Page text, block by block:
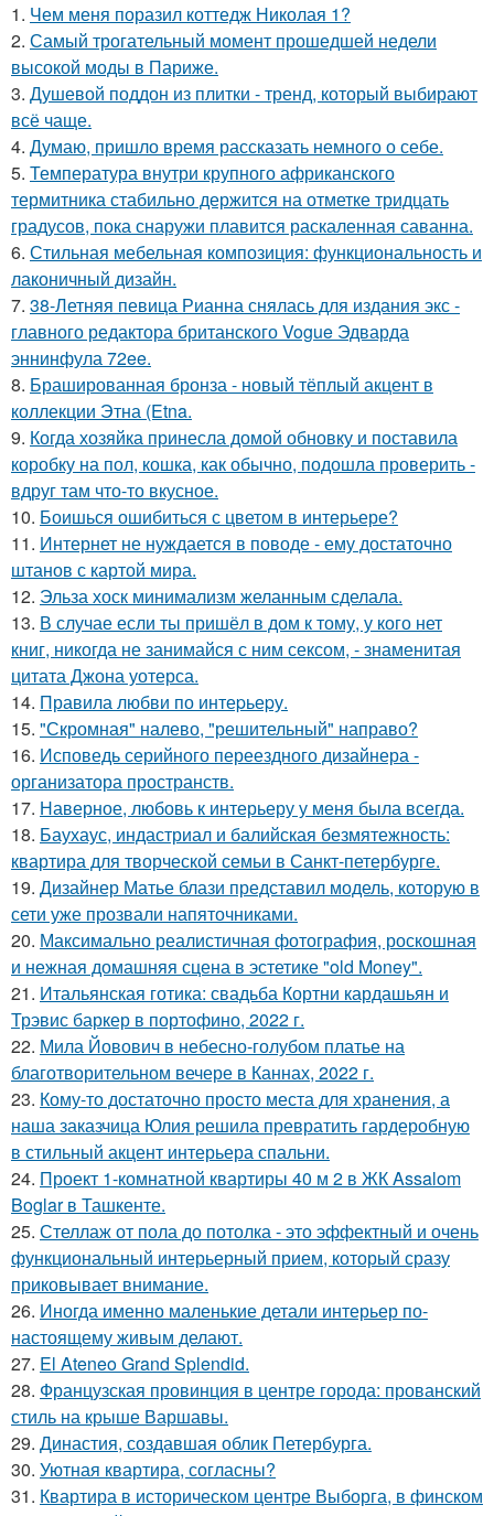
1. Чем меня поразил коттедж Николая 1?
2. Самый трогательный момент прошедшей недели
высокой моды в Париже.
3. Душевой поддон из плитки - тренд, который выбирают
всё чаще.
4. Думаю, пришло время рассказать немного о себе.
5. Температура внутри крупного африканского
термитника стабильно держится на отметке тридцать
градусов, пока снаружи плавится раскаленная саванна.
6. Стильная мебельная композиция: функциональность и
лаконичный дизайн.
7. 38-Летняя певица Рианна снялась для издания экс -
главного редактора британского Vogue Эдварда
эннинфула 72ee.
8. Брашированная бронза - новый тёплый акцент в
коллекции Этна (Etna.
9. Когда хозяйка принесла домой обновку и поставила
коробку на пол, кошка, как обычно, подошла проверить -
вдруг там что-то вкусное.
10. Боишься ошибиться с цветом в интерьере?
11. Интернет не нуждается в поводе - ему достаточно
штанов с картой мира.
12. Эльза хоск минимализм желанным сделала.
13. В случае если ты пришёл в дом к тому, у кого нет
книг, никогда не занимайся с ним сексом, - знаменитая
цитата Джона уотерса.
14. Правила любви по интеpьеpу.
15. "Скромная" налево, "решительный" направо?
16. Исповедь серийного переездного дизайнера -
организатора пространств.
17. Наверное, любовь к интерьеру у меня была всегда.
18. Баухаус, индастриал и балийская безмятежность:
квартира для творческой семьи в Санкт-петербурге.
19. Дизайнер Матье блази представил модель, которую в
сети уже прозвали напяточниками.
20. Максимально реалистичная фотография, роскошная
и нежная домашняя сцена в эстетике "old Money".
21. Итальянская готика: свадьба Кортни кардашьян и
Трэвис баркер в портофино, 2022 г.
22. Мила Йовович в небесно-голубом платье на
благотворительном вечере в Каннах, 2022 г.
23. Кому-то достаточно просто места для хранения, а
наша заказчица Юлия решила превратить гардеробную
в стильный акцент интерьера спальни.
24. Проект 1-комнатной квартиры 40 м 2 в ЖК Assalom
Boglar в Ташкенте.
25. Стеллаж от пола до потолка - это эффектный и очень
функциональный интерьерный прием, который сразу
приковывает внимание.
26. Иногда именно маленькие детали интерьер по-
настоящему живым делают.
27. El Ateneo Grand Splendid.
28. Французская провинция в центре города: прованский
стиль на крыше Варшавы.
29. Династия, создавшая облик Петербурга.
30. Уютная квартира, согласны?
31. Квартира в историческом центре Выборга, в финском